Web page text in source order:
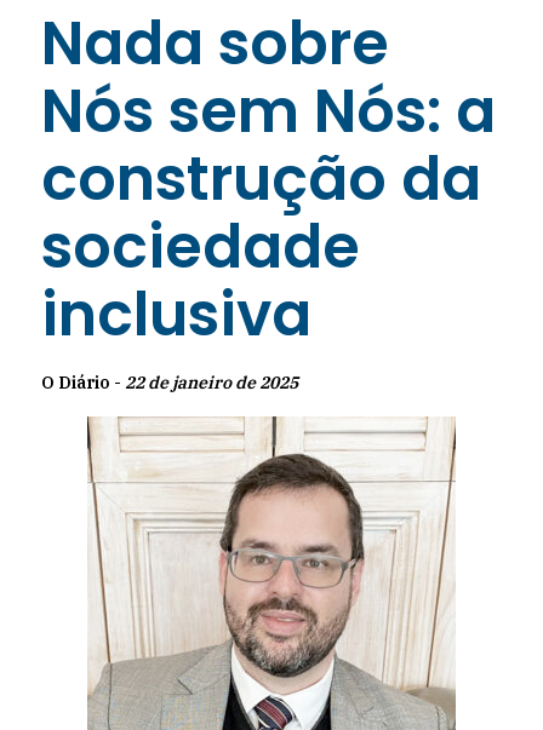
Nada sobre
Nós sem Nós: a
construção da
sociedade
inclusiva
O Diário - 22 de janeiro de 2025